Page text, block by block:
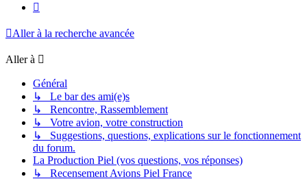
Aller à la recherche avancée
Aller à
Général
↳ Le bar des ami(e)s
↳ Rencontre, Rassemblement
↳ Votre avion, votre construction
↳ Suggestions, questions, explications sur le fonctionnement
du forum.
La Production Piel (vos questions, vos réponses)
↳ Recensement Avions Piel France